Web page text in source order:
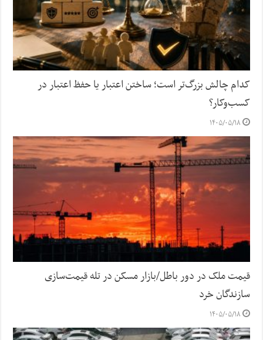
کدام چالش بزرگ‌تر است؛ ساختن اعتبار یا حفظ اعتبار در
کسب‌وکار؟
۱۴۰۵/۰۵/۱۸
قیمت ملک در دور باطل/بازار مسکن در تله قیمت‌سازی
سازندگان خرد
۱۴۰۵/۰۵/۱۸